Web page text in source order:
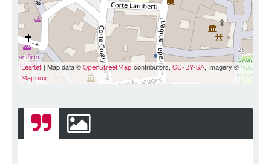
Leaflet | Map data © OpenStreetMap contributors, CC-BY-SA, Imagery ©
Mapbox